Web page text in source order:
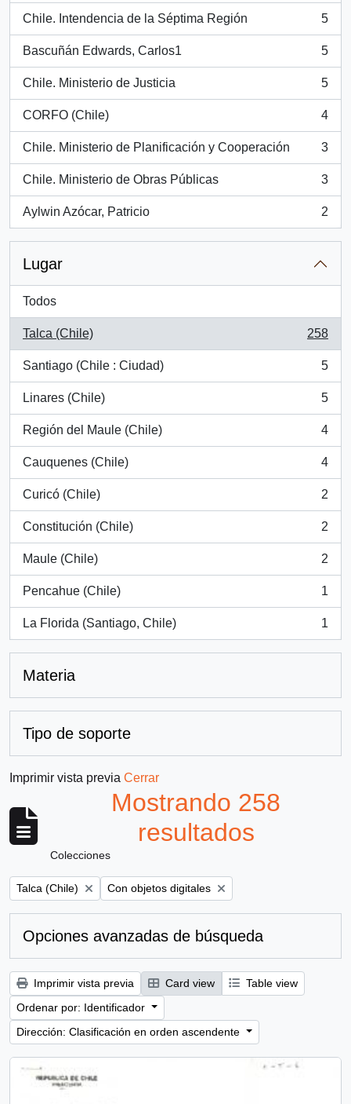
Chile. Intendencia de la Séptima Región
, 5 resultados
5
Bascuñán Edwards, Carlos1
, 5 resultados
5
Chile. Ministerio de Justicia
, 5 resultados
5
CORFO (Chile)
, 4 resultados
4
Chile. Ministerio de Planificación y Cooperación
, 3 resultados
3
Chile. Ministerio de Obras Públicas
, 3 resultados
3
Aylwin Azócar, Patricio
, 2 resultados
2
Lugar
Todos
Talca (Chile)
, 258 resultados
258
Santiago (Chile : Ciudad)
, 5 resultados
5
Linares (Chile)
, 5 resultados
5
Región del Maule (Chile)
, 4 resultados
4
Cauquenes (Chile)
, 4 resultados
4
Curicó (Chile)
, 2 resultados
2
Constitución (Chile)
, 2 resultados
2
Maule (Chile)
, 2 resultados
2
Pencahue (Chile)
, 1 resultados
1
La Florida (Santiago, Chile)
, 1 resultados
1
Materia
Tipo de soporte
Imprimir vista previa Cerrar
Mostrando 258
resultados
Colecciones
Remove filter:
Talca (Chile) Remove filter:
Con objetos digitales
Opciones avanzadas de búsqueda
Imprimir vista previa Card view
Table view
Ordenar por: Identificador
Dirección: Clasificación en orden ascendente